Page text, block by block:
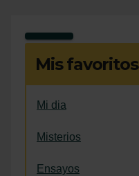
Mis favoritos
Mi dia
Misterios
Ensayos